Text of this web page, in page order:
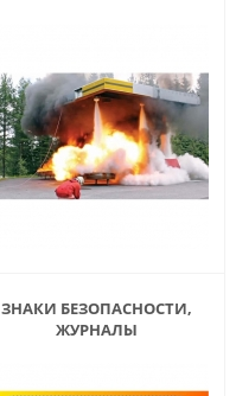
ЗНАКИ БЕЗОПАСНОСТИ,
ЖУРНАЛЫ